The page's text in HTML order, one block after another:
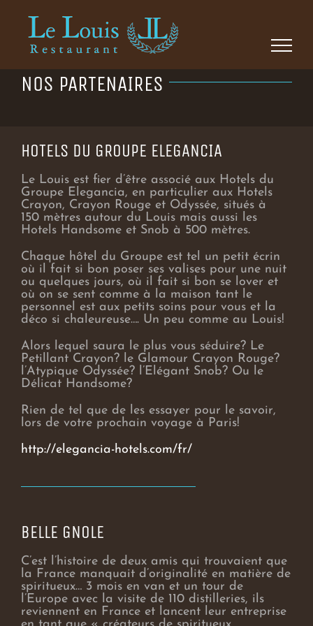
NOS PARTENAIRES
HOTELS DU GROUPE ELEGANCIA
Le Louis est fier d’être associé aux Hotels du
Groupe Elegancia, en particulier aux Hotels
Crayon, Crayon Rouge et Odyssée, situés à
150 mètres autour du Louis mais aussi les
Hotels Handsome et Snob à 500 mètres.
Chaque hôtel du Groupe est tel un petit écrin
où il fait si bon poser ses valises pour une nuit
ou quelques jours, où il fait si bon se lover et
où on se sent comme à la maison tant le
personnel est aux petits soins pour vous et la
déco si chaleureuse…. Un peu comme au Louis!
Alors lequel saura le plus vous séduire? Le
Petillant Crayon? le Glamour Crayon Rouge?
l’Atypique Odyssée? l’Elégant Snob? Ou le
Délicat Handsome?
Rien de tel que de les essayer pour le savoir,
lors de votre prochain voyage à Paris!
http://elegancia-hotels.com/fr/
BELLE GNOLE
C’est l’histoire de deux amis qui trouvaient que
la France manquait d’originalité en matière de
spiritueux… 3 mois en van et un tour de
l’Europe avec la visite de 110 distilleries, ils
reviennent en France et lancent leur entreprise